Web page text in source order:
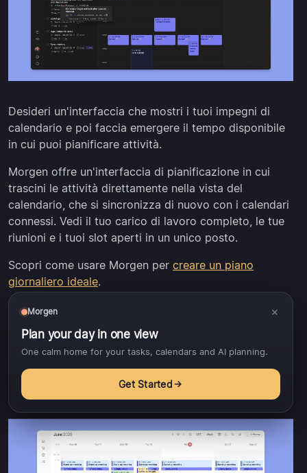
Desideri un'interfaccia che mostri i tuoi impegni di
calendario e poi faccia emergere il tempo disponibile
in cui puoi pianificare attività.
Morgen offre un'interfaccia di pianificazione in cui
trascini le attività direttamente nella vista del
calendario, che si sincronizza di nuovo con i calendari
connessi. Vedi il tuo carico di lavoro completo, le tue
riunioni e i tuoi slot aperti in un unico posto.
Scopri come usare Morgen per creare un piano
giornaliero ideale.
Time blocking e
protezione del focus
Morgen ×
Plan your day in one view
One calm home for your tasks, calendars and AI planning.
Get Started